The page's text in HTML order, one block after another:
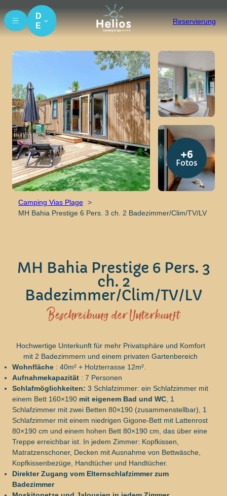
Inhalt
springen
D
E
Reservierung
+6
Fotos
Camping Vias Plage
MH Bahia Prestige 6 Pers. 3 ch. 2 Badezimmer/Clim/TV/LV
MH Bahia Prestige 6 Pers. 3
ch. 2
Badezimmer/Clim/TV/LV
Beschreibung der Unterkunft
Hochwertige Unterkunft für mehr Privatsphäre und Komfort
mit 2 Badezimmern und einem privaten Gartenbereich
Wohnfläche : 40m² + Holzterrasse 12m².
Aufnahmekapazität : 7 Personen
Schlafmöglichkeiten: 3 Schlafzimmer: ein Schlafzimmer mit
einem Bett 160×190 mit eigenem Bad und WC , 1
Schlafzimmer mit zwei Betten 80×190 (zusammenstellbar), 1
Schlafzimmer mit einem niedrigen Gigone-Bett mit Lattenrost
80×190 cm und einem hohen Bett 80×190 cm, das über eine
Treppe erreichbar ist. In jedem Zimmer: Kopfkissen,
Matratzenschoner, Decken mit Ausnahme von Bettwäsche,
Kopfkissenbezüge, Handtücher und Handtücher.
Direkter Zugang vom Elternschlafzimmer zum
Badezimmer